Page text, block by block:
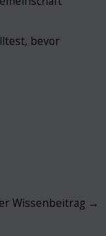
bevor
Wissenbeitrag →